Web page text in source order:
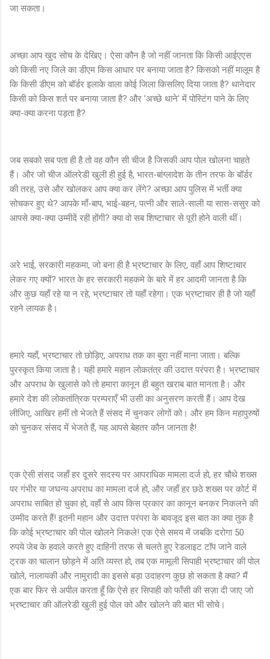
जा सकता।
अच्छा आप खुद सोच के देखिए। ऐसा कौन है जो नहीं जानता कि किसी आईएएस
को किसी नए जिले का डीएम किस आधार पर बनाया जाता है? किसको नहीं मालूम है
कि किसी डीएम को बॉर्डर इलाके वाला कोई जिला किसलिए दिया जाता है? थानेदार
किसी को किस शर्त पर बनाया जाता है? और 'अच्छे थाने' में पोस्टिंग पाने के लिए
क्या-क्या करना पड़ता है?
जब सबको सब पता ही है तो वह कौन सी चीज है जिसकी आप पोल खोलना चाहते
हैं। और जो चीज ऑलरेडी खुली ही हुई है, भारत-बांग्लादेश के तीन तरफ के बॉर्डर
की तरह, उसे और खोलकर आप क्या कर लेंगे? अच्छा आप पुलिस में भर्ती क्या
सोचकर हुए थे? आपके माँ-बाप, भाई-बहन, पत्नी और साले-साली या सास-ससुर को
आपसे क्या-क्या उम्मीदें रही होंगी? क्या वो सब शिष्टाचार से पूरी होने वाली थीं।
अरे भाई, सरकारी महकमा, जो बना ही है भ्रष्टाचार के लिए, वहाँ आप शिष्टाचार
लेकर गए क्यों? भारत के हर सरकारी महकमे के बारे में हर आदमी जानता है कि
और कुछ यहाँ रहे या न रहे, भ्रष्टाचार तो यहाँ रहेगा। एक भ्रष्टाचार ही है जो यहाँ
रहने लायक है।
हमारे यहाँ, भ्रष्टाचार तो छोड़िए, अपराध तक का बुरा नहीं माना जाता। बल्कि
पुरस्कृत किया जाता है। यही हमारे महान लोकतंत्र की उदात्त परंपरा है। भ्रष्टाचार
और अपराध के खुलासे को तो हमारा कानून ही बहुत खराब बात मानता है। और
हमारे देश की लोकतांत्रिक परम्पराएँ भी उसी का अनुसरण करती हैं। आप देख
लीजिए, आखिर हमीं तो भेजते हैं संसद में चुनकर लोगों को। और हम किन महापुरुषों
को चुनकर संसद में भेजते हैं, यह आपसे बेहतर कौन जानता है!
एक ऐसी संसद जहाँ हर दूसरे सदस्य पर आपराधिक मामला दर्ज हो, हर चौथे शख्स
पर गंभीर या जघन्य अपराध का मामला दर्ज हो, और जहाँ हर छठे शख्स पर कोर्ट में
अपराध साबित हो चुका हो, वहाँ से आप किस प्रकार का कानून बनकर निकलने की
उम्मीद करते हैं! इतनी महान और उदात्त परंपरा के बावजूद इस बात का क्या तुक है
कि कोई भ्रष्टाचार की पोल खोलने निकले! एक ऐसे समय में जबकि दरोगा 50
रुपये जेब के हवाले करते हुए दाहिनी तरफ से चलते हुए रेडलाइट टॉप जाने वाले
ट्रक का चालान छोड़ने में अति व्यस्त हो, तब एक मामूली सिपाही भ्रष्टाचार की पोल
खोले, नालायकी और नामुरादी का इससे बड़ा उदाहरण कुछ हो सकता है क्या? मैं
एक बार फिर से अपील करता हूँ कि ऐसे हर सिपाही को फाँसी की सज़ा दी जाए जो
भ्रष्टाचार की ऑलरेडी खुली हुई पोल को और खोलने की बात भी सोचे।